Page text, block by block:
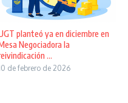
planteó ya en diciembre en
Negociadora la
...
de febrero de 2026